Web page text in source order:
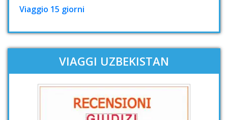
Viaggio 15 giorni
VIAGGI UZBEKISTAN